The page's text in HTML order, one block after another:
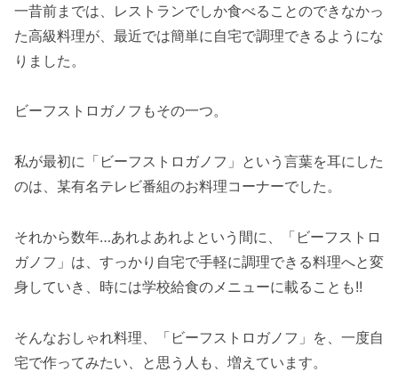
一昔前までは、レストランでしか食べることのできなかっ
た高級料理が、最近では簡単に自宅で調理できるようにな
りました。
ビーフストロガノフもその一つ。
私が最初に「ビーフストロガノフ」という言葉を耳にした
のは、某有名テレビ番組のお料理コーナーでした。
それから数年…あれよあれよという間に、「ビーフストロ
ガノフ」は、すっかり自宅で手軽に調理できる料理へと変
身していき、時には学校給食のメニューに載ることも!!
そんなおしゃれ料理、「ビーフストロガノフ」を、一度自
宅で作ってみたい、と思う人も、増えています。